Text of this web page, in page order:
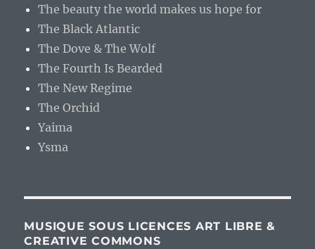
The beauty the world makes us hope for
The Black Atlantic
The Dove & The Wolf
The Fourth Is Bearded
The New Regime
The Orchid
Yaima
Ysma
MUSIQUE SOUS LICENCES ART LIBRE &
CREATIVE COMMONS